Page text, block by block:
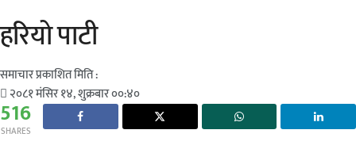
हरियो पाटी
समाचार प्रकाशित मिति :
२०८१ मंसिर १४, शुक्रबार ००:४०
516
SHARES